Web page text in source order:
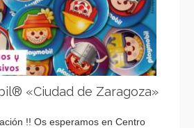
«Ciudad de Zaragoza»
!! Os esperamos en Centro